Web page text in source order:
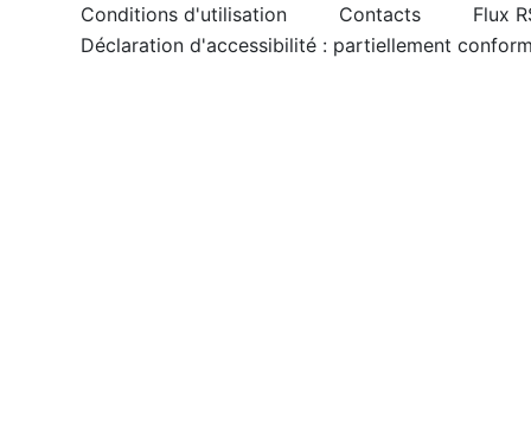
Conditions d'utilisation Contacts
Flux
Déclaration d'accessibilité : partiellement